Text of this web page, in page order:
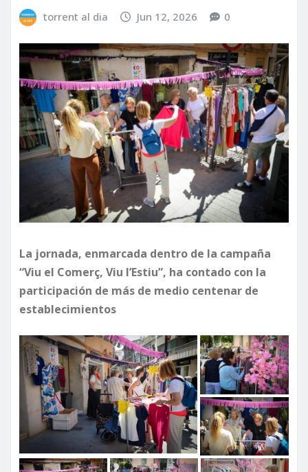
torrent al dia Jun 12, 2026 0
La jornada, enmarcada dentro de la campaña
“Viu el Comerç, Viu l’Estiu”, ha contado con la
participación de más de medio centenar de
establecimientos